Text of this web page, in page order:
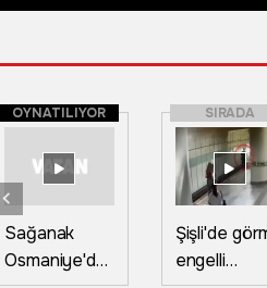
OYNATILIYOR
Sağanak
Osmaniye'de
SIRADA
Şişli'de
engelli